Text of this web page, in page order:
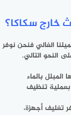
خارج سكاكا؟
الغالي فنحن نوفر
النحو التالي.
بالماء
بعملية تنظيف
تغليف أجهزة،